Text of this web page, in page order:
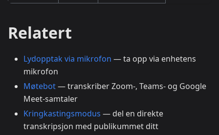
Relatert
Lydopptak via mikrofon — ta opp via enhetens
mikrofon
Møtebot— transkriber Zoom-, Teams- og Google
Meet-samtaler
Kringkastingsmodus — del en direkte
transkripsjon med publikummet ditt